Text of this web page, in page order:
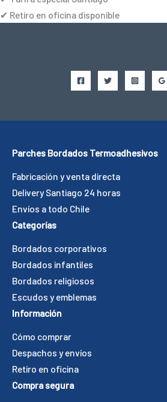
✔ Retiro en oficina disponible
Parches Bordados Termoadhesivos
Fabricación y venta directa
Delivery Santiago 24 horas
Envíos a todo Chile
Categorías
Bordados corporativos
Bordados infantiles
Bordados religiosos
Escudos y emblemas
Información
Cómo comprar
Despachos y envíos
Retiro en oficina
Compra segura